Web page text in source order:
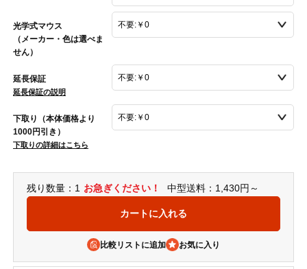
光学式マウス
（メーカー・色は選べま
せん）
延長保証
延長保証の説明
下取り（本体価格より
1000円引き）
下取りの詳細はこちら
残り数量：1 お急ぎください！ 中型送料：1,430円～
比較リストに追加